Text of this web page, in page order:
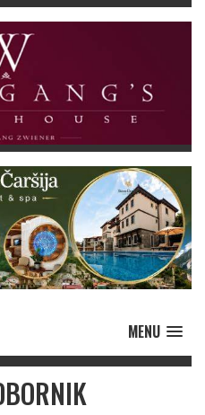
MENU